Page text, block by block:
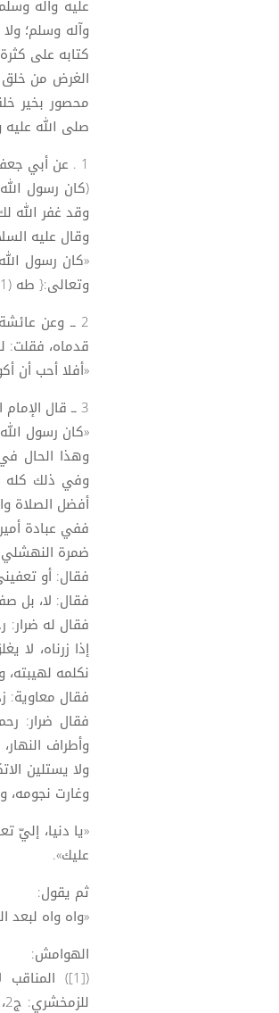
عليه وآله
وآله وسلم؛
كتابه على
الغرض من خلق
محصور بخير
صلى الله عليه
1 . عن أبي جعفر الباقر عليه السلام، قال:
(كان رسول
وقد غفر الله
وقال عليه
«كان رسول
وتعالى:{ طه (1) مَا أَنزَلْنَا عَلَيْكَ الْقُرْآنَ لِتَشْقَىٰ}([2]))([3]).
2 ــ وعن
قدماه، فقلت:
«أفلا أحب أن
3 ــ قال الإمام الصادق عليه السلام:
«كان رسول
وهذا الحال
وفي ذلك كله
أفضل الصلاة
ففي عبادة
ضمرة
فقال: أو
فقال: لا، بل
فقال له ضرار:
إذا زرناه، لا
نكلمه
فقال معاوية:
فقال ضرار:
وأطراف
ولا يستلين
وغارت نجومه،
«يا دنيا،
عليك».
ثم يقول:
«واه واه لبعد
الهوامش: